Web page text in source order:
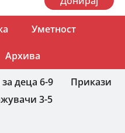
Уметност
Архива
деца 6-9
Прикази
3-5